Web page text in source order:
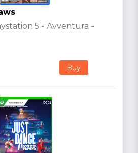
5 - Avventura -
Buy